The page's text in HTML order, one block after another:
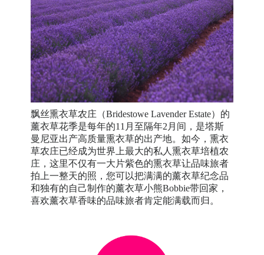
飘丝熏衣草农庄（Bridestowe Lavender Estate）的
薰衣草花季是每年的11月至隔年2月间，是塔斯
曼尼亚出产高质量熏衣草的出产地。如今，熏衣
草农庄已经成为世界上最大的私人熏衣草培植农
庄，这里不仅有一大片紫色的熏衣草让品味旅者
拍上一整天的照，您可以把满满的薰衣草纪念品
和独有的自己制作的薰衣草小熊Bobbie带回家，
喜欢薰衣草香味的品味旅者肯定能满载而归。